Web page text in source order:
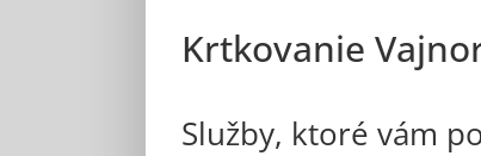
Krtkovanie
Služby, ktoré vám